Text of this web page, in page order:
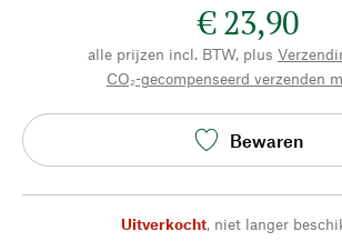
€ 23,90
alle prijzen incl. BTW, plus
CO₂-gecompenseerd verzenden
Bewaren
Uitverkocht, niet langer